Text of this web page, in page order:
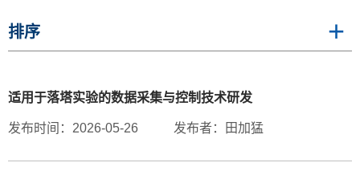
排序
适用于落塔实验的数据采集与控制技术研发
发布时间：2026-05-26 发布者：田加猛